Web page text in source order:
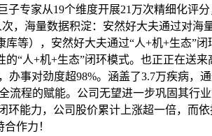
专家从19个维度开展21万次精细化评
，海量数据积淀：安然好大夫通过对海
等），安然好大夫通过“人+机+生态”闭
“人+机+生态”闭环模式。也正正在送
办事对劲度超98%。涵盖了3.7万疾病，
流程的赋能。公司无望进一步巩固其行
环能力，公司股价累计上涨超一倍，而
作力！